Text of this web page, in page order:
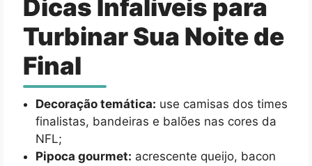
Dicas Infalíveis para
Turbinar Sua Noite de
Final
Decoração temática: use camisas dos times
finalistas, bandeiras e balões nas cores da
NFL;
Pipoca gourmet: acrescente queijo, bacon